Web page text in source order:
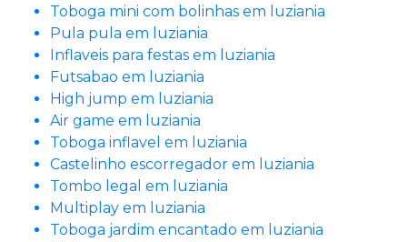
Toboga mini com bolinhas em luziania
Pula pula em luziania
Inflaveis para festas em luziania
Futsabao em luziania
High jump em luziania
Air game em luziania
Toboga inflavel em luziania
Castelinho escorregador em luziania
Tombo legal em luziania
Multiplay em luziania
Toboga jardim encantado em luziania